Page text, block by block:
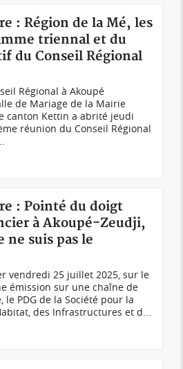
: Région de la Mé, les
triennal et du
du Conseil Régional
Régional à Akoupé
de Mariage de la Mairie
canton Kettin a abrité jeudi
réunion du Conseil Régional
: Pointé du doigt
à Akoupé-Zeudji,
ne suis pas le
vendredi 25 juillet 2025, sur le
émission sur une chaîne de
le PDG de la Société pour la
des Infrastructures et d...